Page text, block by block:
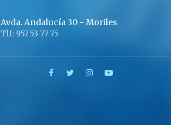
Avda. Andalucía 30 - Moriles
Tlf: 957 53 77 75